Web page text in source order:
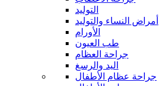
التوليد
أمراض النساء والتوليد
الأورام
طب العيون
جراحة العظام
اليد والرسغ
جراحة عظام الأطفال